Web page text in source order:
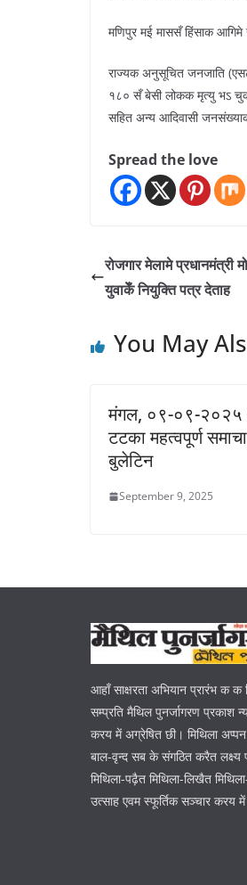
मणिपुर मई माससँ हिंसाक
राज्यक अनुसूचित जनजाति
१८० सँ बेसी लोकक मृत्यु भऽ
सहित अन्य आदिवासी
Spread the love
रोजगार मेलामे
युवाकेँ नियुक्ति पत्र देताह
You May
मंगल, ०९-०९-२०२५
टटका महत्वपूर्ण
बुलेटिन
September 9, 2025
आहाँ साक्षरता अभियान प्रारंभ क क
सम्प्रति मैथिल पुनर्जागरण
करय में अग्रेषित छी। मिथिला
बाल-वृन्द सब के संगठित करैत लक्ष्य
मिथिला-पढ़ैत मिथिला-लिखैत
उत्साह एवम स्फूर्तिक सञ्चार करय